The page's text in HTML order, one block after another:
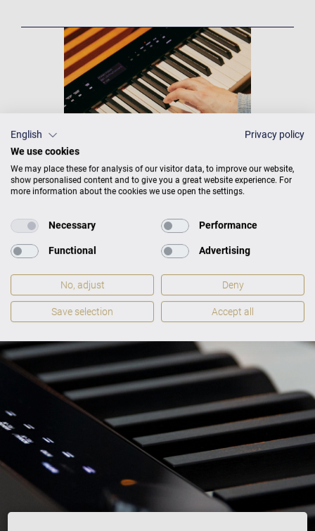
English
Privacy policy
We use cookies
We may place these for analysis of our visitor data, to improve our website,
show personalised content and to give you a great website experience. For
more information about the cookies we use open the settings.
Necessary Performance
Functional Advertising
No, adjust Deny
Save selection Accept all